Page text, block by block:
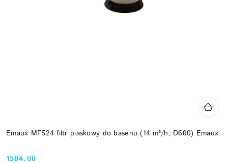
Emaux MFS24 filtr piaskowy do basenu (14 m³/h, D600) Emaux
1584.00